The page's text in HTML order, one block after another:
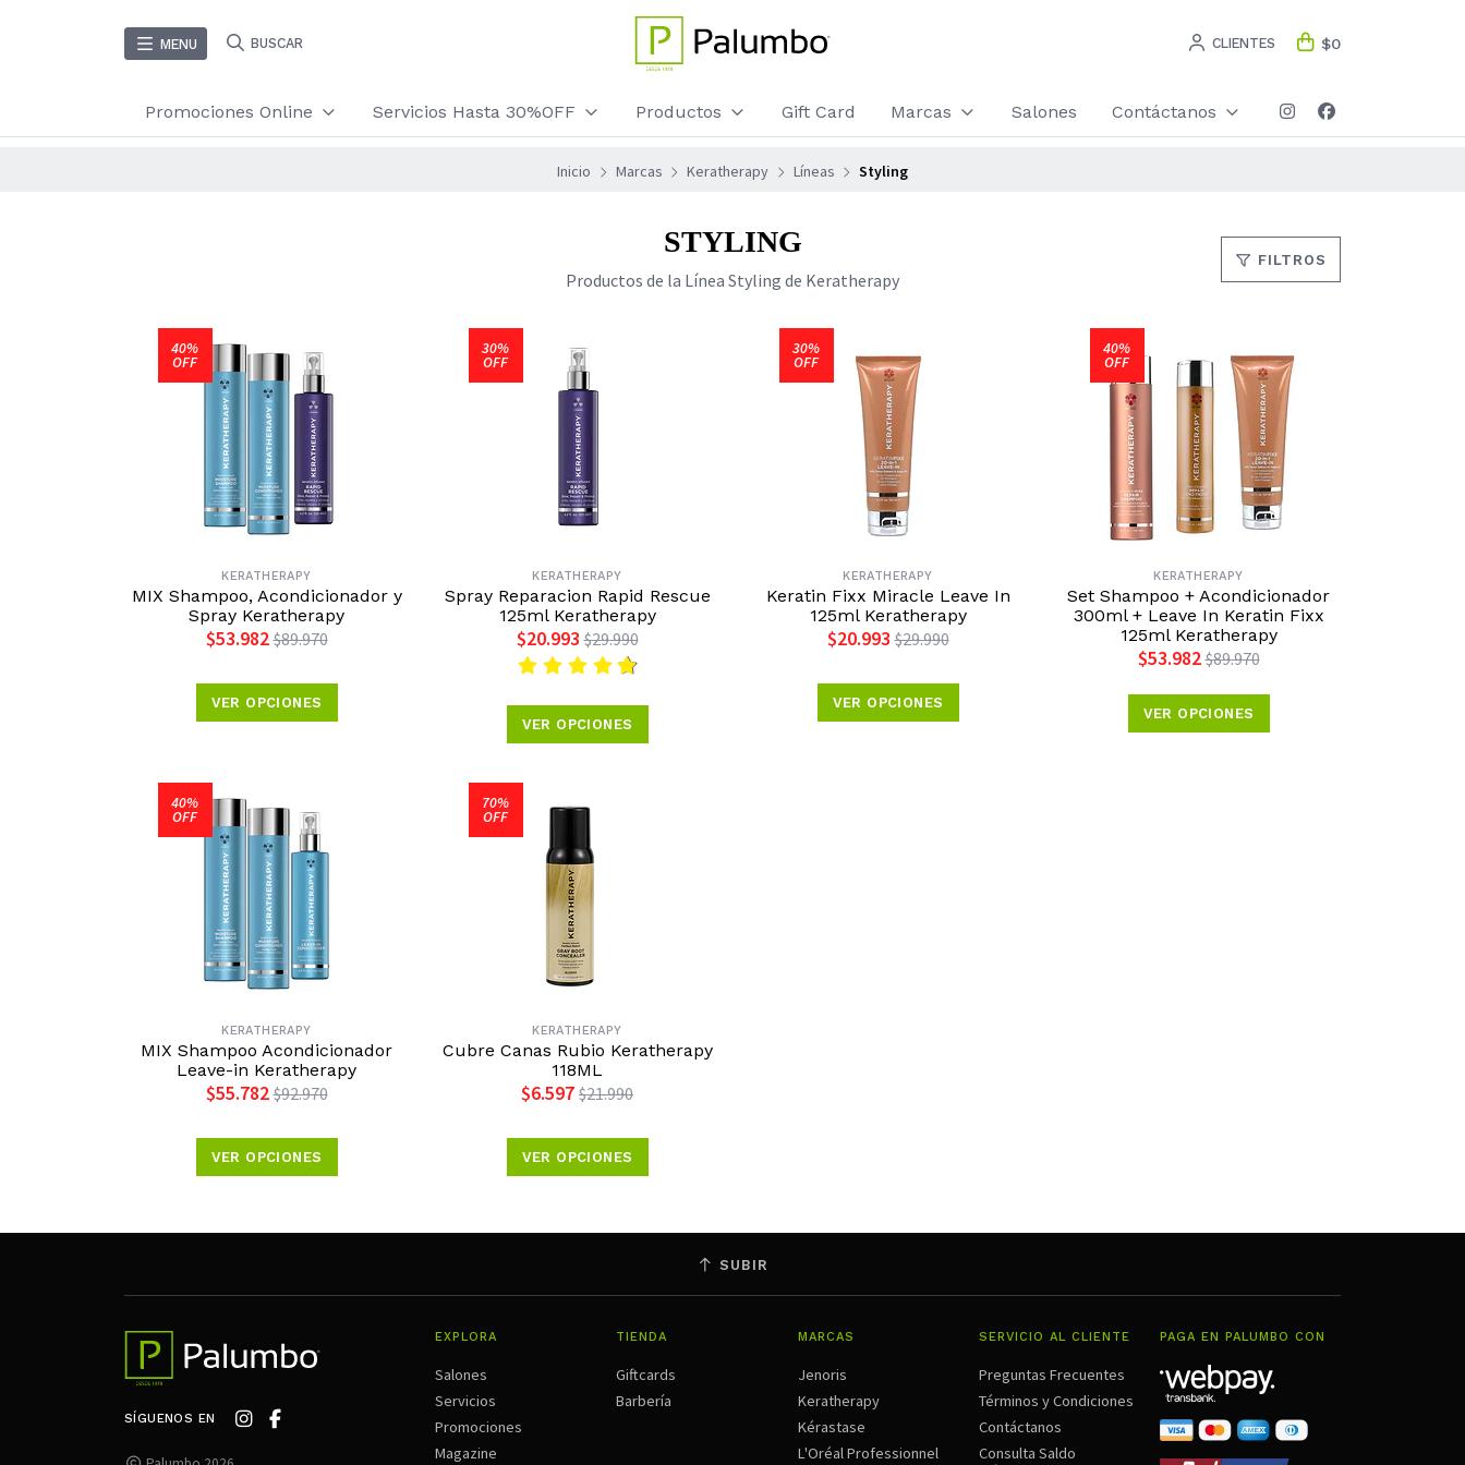
MENU BUSCAR CLIENTES $0
Promociones Online Servicios Hasta 30%OFF Productos Gift Card Marcas Salones Contáctanos
Inicio Marcas Keratherapy Líneas Styling
STYLING
Productos de la Línea Styling de Keratherapy
FILTROS
40%
OFF
KERATHERAPY
MIX Shampoo, Acondicionador y
Spray Keratherapy
$53.982 $89.970
VER OPCIONES
30%
OFF
KERATHERAPY
Spray Reparacion Rapid Rescue
125ml Keratherapy
$20.993 $29.990
VER OPCIONES
30%
OFF
KERATHERAPY
Keratin Fixx Miracle Leave In
125ml Keratherapy
$20.993 $29.990
VER OPCIONES
40%
OFF
KERATHERAPY
Set Shampoo + Acondicionador
300ml + Leave In Keratin Fixx
125ml Keratherapy
$53.982 $89.970
VER OPCIONES
40%
OFF
KERATHERAPY
MIX Shampoo Acondicionador
Leave-in Keratherapy
$55.782 $92.970
VER OPCIONES
70%
OFF
KERATHERAPY
Cubre Canas Rubio Keratherapy
118ML
$6.597 $21.990
VER OPCIONES
SUBIR
SÍGUENOS EN
EXPLORA
Salones
Servicios
Promociones
Magazine
TIENDA
Giftcards
Barbería
MARCAS
Jenoris
Keratherapy
Kérastase
L'Oréal Professionnel
SERVICIO AL CLIENTE
Preguntas Frecuentes
Términos y Condiciones
Contáctanos
Consulta Saldo
PAGA EN PALUMBO CON